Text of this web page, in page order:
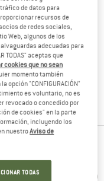
FAVORITAS
de datos para
recursos de
de redes sociales,
Web, algunos de los
adecuadas para
TODAS" aceptas que
cookies que no sean
momento también
"CONFIGURACIÓN"
es voluntario, no es
revocado o concedido por
de cookies" en la parte
incluyendo los
nuestroAviso de
TODAS